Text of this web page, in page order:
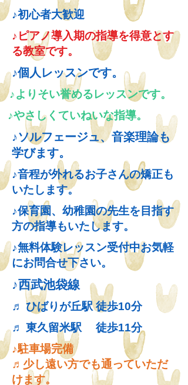
♪初心者大歓迎
♪ピアノ導入期の指導を得意とす
る教室です。
♪個人レッスンです。
♪よりそい誉めるレッスンです。
♪やさしくていねいな指導。
♪ソルフェージュ、音楽理論も
学びます。
♪音程が外れるお子さんの矯正も
いたします。
♪保育園、幼稚園の先生を目指す
方の指導もいたします。
♪無料体験レッスン受付中お気軽
にお問合せ下さい。
​♪西武池袋線
♬​ ひばりが丘駅 徒歩10分
​♬ 東久留米駅 徒歩11分
​♪駐車場完備
​♬少し遠い方でも通っていただ
けます。